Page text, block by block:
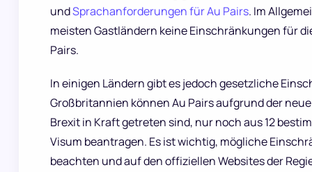
undSprachanforderungen für Au Pairs. Im
meisten Gastländern keine Einschränkungen für
Pairs.
In einigen Ländern gibt es jedoch gesetzliche
Großbritannien können Au Pairs aufgrund der
Brexit in Kraft getreten sind, nur noch aus 12
Visum beantragen. Es ist wichtig, mögliche
beachten und auf den offiziellen Websites der